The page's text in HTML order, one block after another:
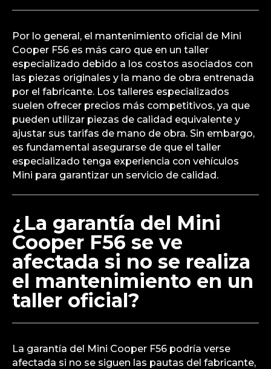
Por lo general, el mantenimiento oficial de Mini
Cooper F56 es más caro que en un taller
especializado debido a los costos asociados con
las piezas originales y la mano de obra entrenada
por el fabricante. Los talleres especializados
suelen ofrecer precios más competitivos, ya que
pueden utilizar piezas de calidad equivalente y
ajustar sus tarifas de mano de obra. Sin embargo,
es fundamental asegurarse de que el taller
especializado tenga experiencia con vehículos
Mini para garantizar un servicio de calidad.
¿La garantía del Mini
Cooper F56 se ve
afectada si no se realiza
el mantenimiento en un
taller oficial?
La garantía del Mini Cooper F56 podría verse
afectada si no se siguen las pautas del fabricante,